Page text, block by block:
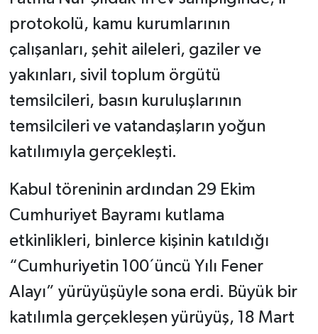
protokolü, kamu kurumlarının
çalışanları, şehit aileleri, gaziler ve
yakınları, sivil toplum örgütü
temsilcileri, basın kuruluşlarının
temsilcileri ve vatandaşların yoğun
katılımıyla gerçekleşti.
Kabul töreninin ardından 29 Ekim
Cumhuriyet Bayramı kutlama
etkinlikleri, binlerce kişinin katıldığı
“Cumhuriyetin 100´üncü Yılı Fener
Alayı” yürüyüşüyle sona erdi. Büyük bir
katılımla gerçekleşen yürüyüş, 18 Mart